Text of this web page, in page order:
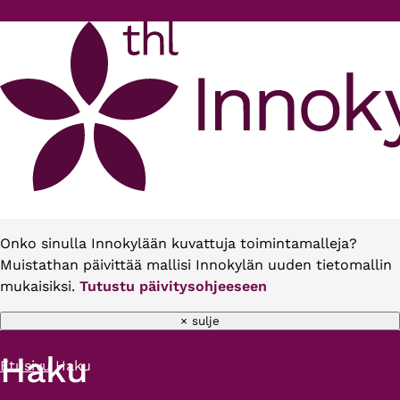
Onko sinulla Innokylään kuvattuja toimintamalleja?
Muistathan päivittää mallisi Innokylän uuden tietomallin
mukaisiksi. Tutustu päivitysohjeeseen
× sulje
Murupolku
Etusivu Haku
Haku